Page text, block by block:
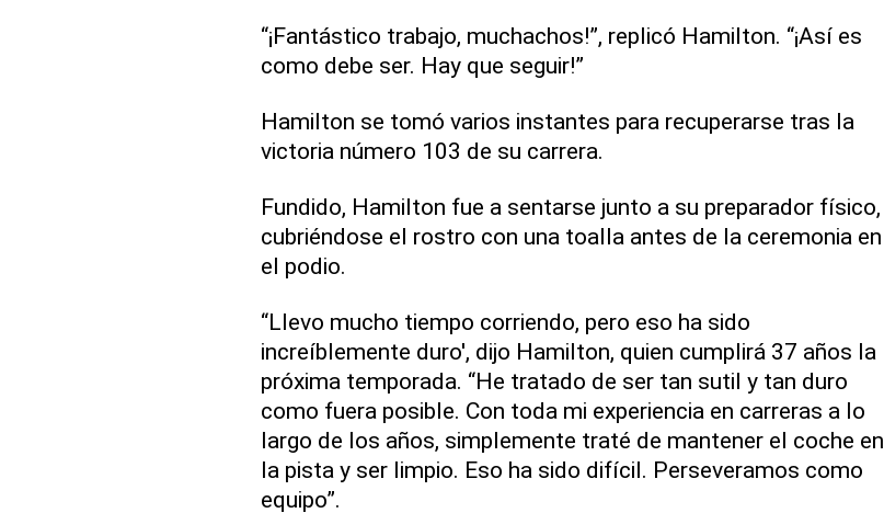
“¡Fantástico trabajo, muchachos!”, replicó Hamilton. “¡Así es
como debe ser. Hay que seguir!”
Hamilton se tomó varios instantes para recuperarse tras la
victoria número 103 de su carrera.
Fundido, Hamilton fue a sentarse junto a su preparador físico,
cubriéndose el rostro con una toalla antes de la ceremonia en
el podio.
“Llevo mucho tiempo corriendo, pero eso ha sido
increíblemente duro', dijo Hamilton, quien cumplirá 37 años la
próxima temporada. “He tratado de ser tan sutil y tan duro
como fuera posible. Con toda mi experiencia en carreras a lo
largo de los años, simplemente traté de mantener el coche en
la pista y ser limpio. Eso ha sido difícil. Perseveramos como
equipo”.